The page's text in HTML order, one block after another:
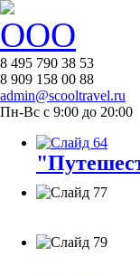
8 495 790 38 53
8 909 158 00 88
admin@scooltravel.ru
Пн-Вс с 9:00 до 20:00